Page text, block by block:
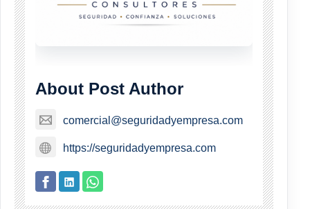
About Post Author
comercial@seguridadyempresa.com
https://seguridadyempresa.com